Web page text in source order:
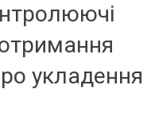
укладення